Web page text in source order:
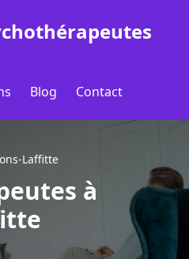
Blog Contact
Laffitte
à